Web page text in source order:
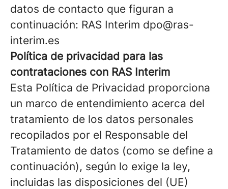
datos de contacto que figuran a
continuación: RAS Interim dpo@ras-
interim.es
Política de privacidad para las
contrataciones con RAS Interim
Esta Política de Privacidad proporciona
un marco de entendimiento acerca del
tratamiento de los datos personales
recopilados por el Responsable del
Tratamiento de datos (como se define a
continuación), según lo exige la ley,
incluidas las disposiciones del (UE)